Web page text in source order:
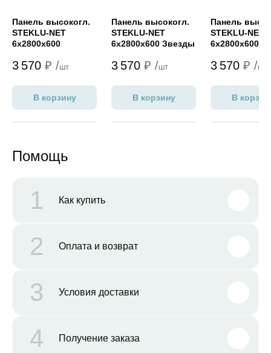
Панель высокогл.
STEKLU-NET
6х2800х600
3 570 ₽ /шт
В корзину
Панель высокогл.
STEKLU-NET
6х2800х600 Звезды
3 570 ₽ /шт
В корзину
Панель
STEKLU-NET
6х2800х600
3 570 ₽ /шт
В
Помощь
1 Как купить
2 Оплата и возврат
3 Условия доставки
4 Получение заказа